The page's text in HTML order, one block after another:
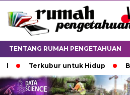
TENTANG RUMAH PENGETAHUAN
Terkubur untuk Hidup